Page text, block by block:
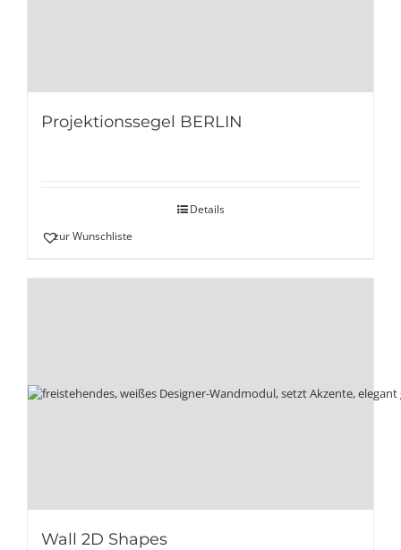
Projektionssegel BERLIN
Details
zur Wunschliste
Wall 2D Shapes